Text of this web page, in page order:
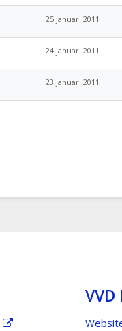
25 januari 2011
24 januari 2011
23 januari 2011